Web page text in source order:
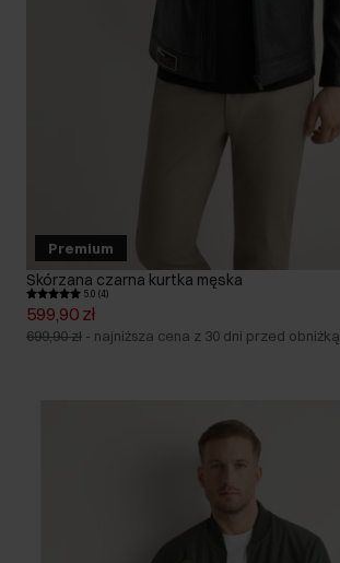
Premium
Skórzana czarna kurtka męska
5.0 (4)
599,90 zł
699,90 zł - najniższa cena z 30 dni przed obniżką